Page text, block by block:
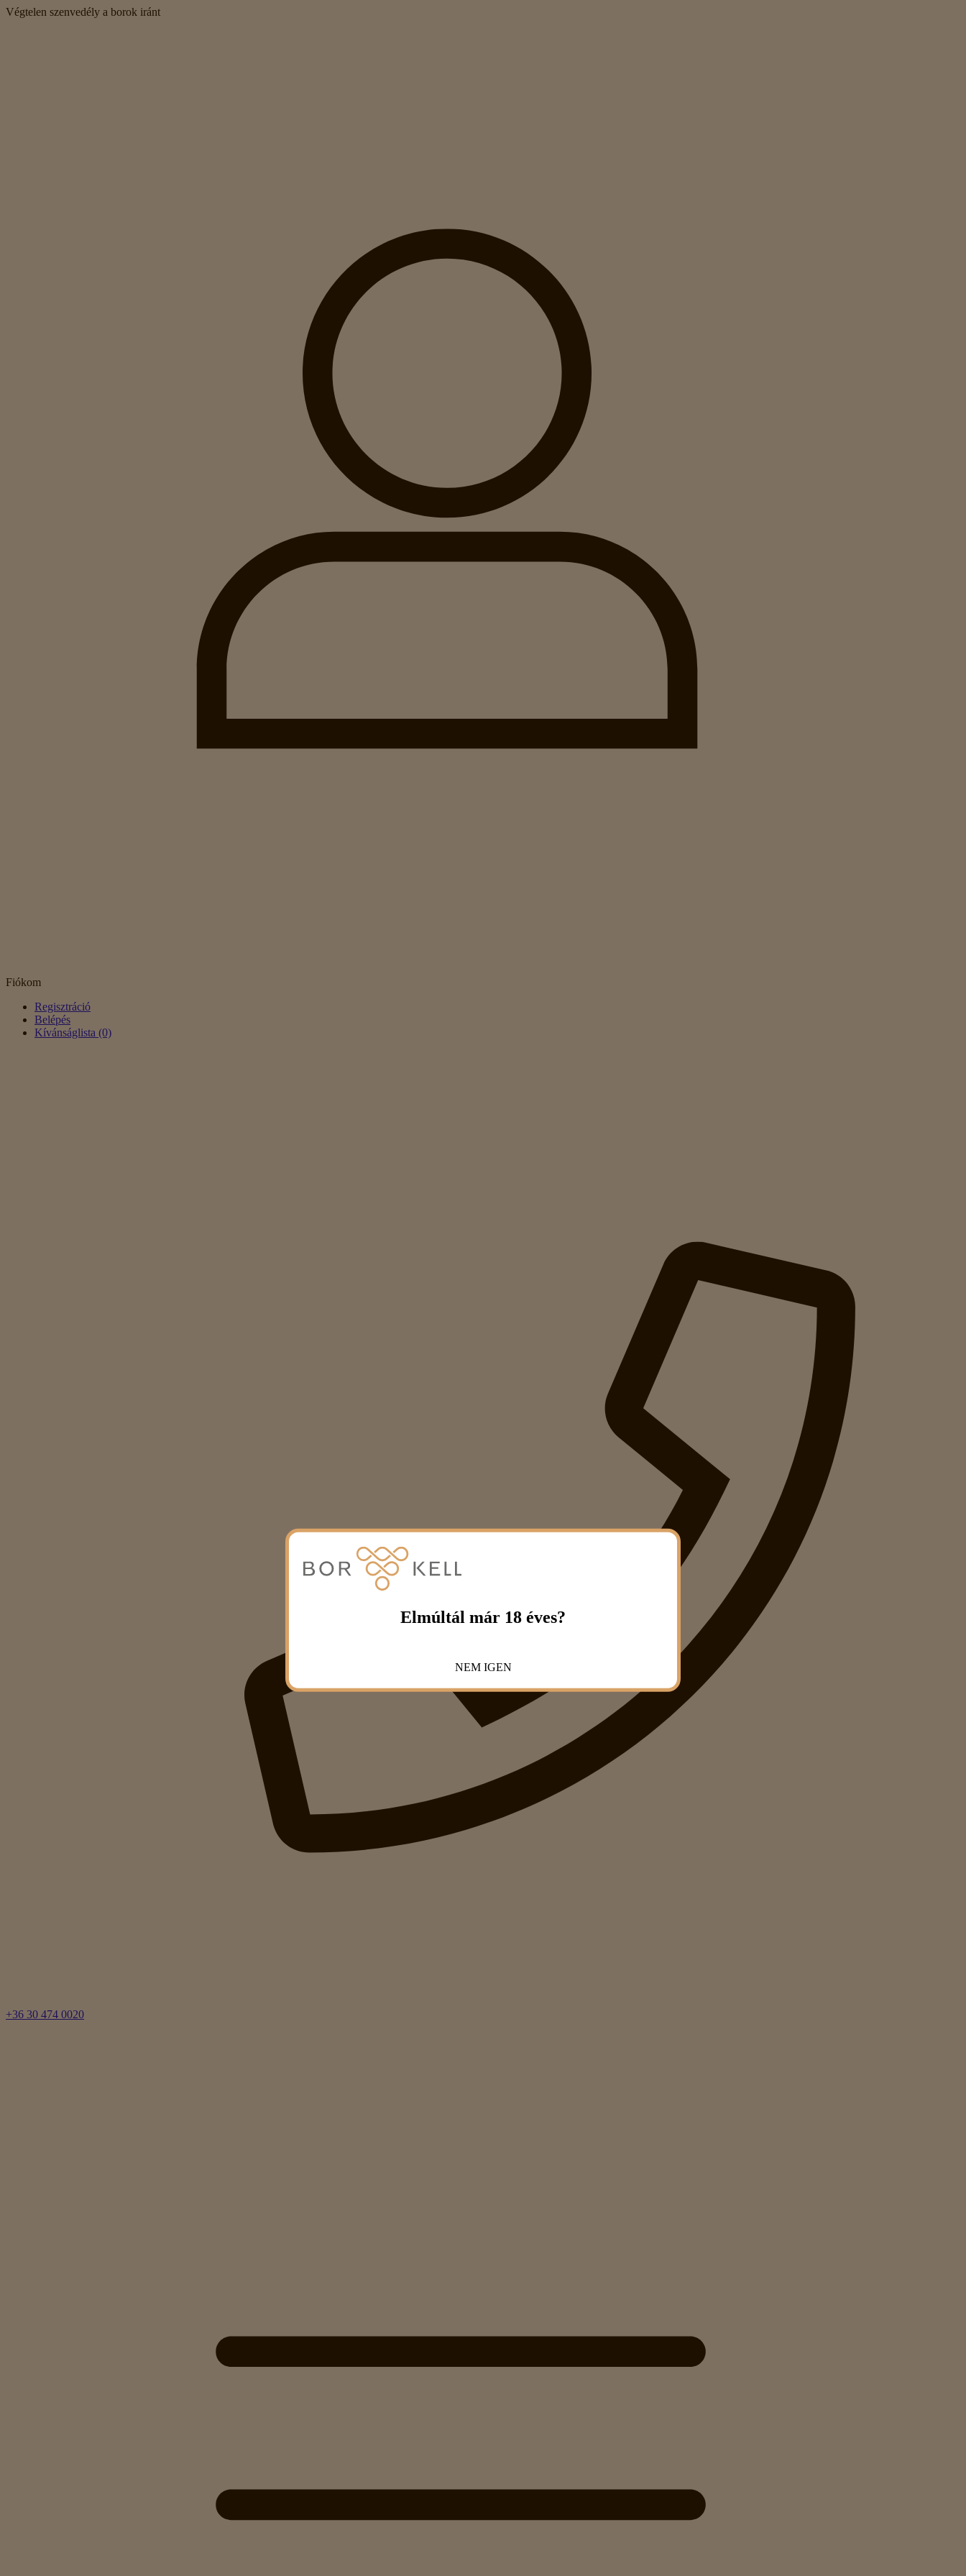
Végtelen szenvedély a borok iránt
Fiókom
Regisztráció
Belépés
Kívánságlista (0)
+36 30 474 0020
Elmúltál már 18 éves?
NEM IGEN